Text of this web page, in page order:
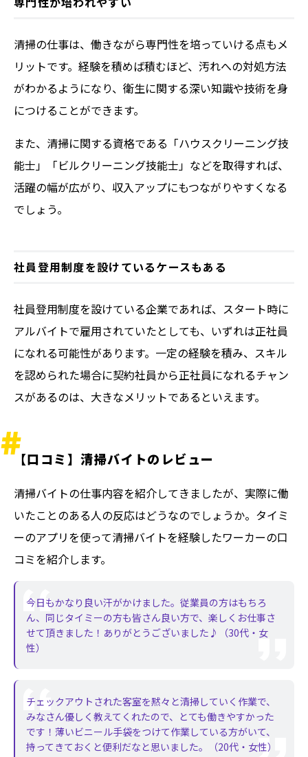
清掃の仕事は、働きながら専門性を培っていける点もメ
リットです。経験を積めば積むほど、汚れへの対処方法
がわかるようになり、衛生に関する深い知識や技術を身
につけることができます。
また、清掃に関する資格である「ハウスクリーニング技
能士」「ビルクリーニング技能士」などを取得すれば、
活躍の幅が広がり、収入アップにもつながりやすくなる
でしょう。
社員登用制度を設けているケースもある
社員登用制度を設けている企業であれば、スタート時に
アルバイトで雇用されていたとしても、いずれは正社員
になれる可能性があります。一定の経験を積み、スキル
を認められた場合に契約社員から正社員になれるチャン
スがあるのは、大きなメリットであるといえます。
【口コミ】清掃バイトのレビュー
清掃バイトの仕事内容を紹介してきましたが、実際に働
いたことのある人の反応はどうなのでしょうか。タイミ
ーのアプリを使って清掃バイトを経験したワーカーの口
コミを紹介します。
今日もかなり良い汗がかけました。従業員の方はもちろ
ん、同じタイミーの方も皆さん良い方で、楽しくお仕事さ
せて頂きました！ありがとうございました♪（30代・女
性）
チェックアウトされた客室を黙々と清掃していく作業で、
みなさん優しく教えてくれたので、とても働きやすかった
です！薄いビニール手袋をつけて作業している方がいて、
持ってきておくと便利だなと思いました。（20代・女性）